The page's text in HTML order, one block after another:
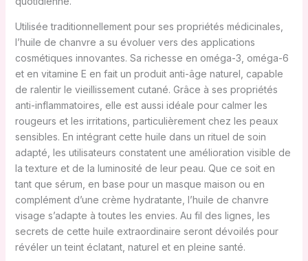
Utilisée traditionnellement pour ses propriétés médicinales,
l’huile de chanvre a su évoluer vers des applications
cosmétiques innovantes. Sa richesse en oméga-3, oméga-6
et en vitamine E en fait un produit anti-âge naturel, capable
de ralentir le vieillissement cutané. Grâce à ses propriétés
anti-inflammatoires, elle est aussi idéale pour calmer les
rougeurs et les irritations, particulièrement chez les peaux
sensibles. En intégrant cette huile dans un rituel de soin
adapté, les utilisateurs constatent une amélioration visible de
la texture et de la luminosité de leur peau. Que ce soit en
tant que sérum, en base pour un masque maison ou en
complément d’une crème hydratante, l’huile de chanvre
visage s’adapte à toutes les envies. Au fil des lignes, les
secrets de cette huile extraordinaire seront dévoilés pour
révéler un teint éclatant, naturel et en pleine santé.